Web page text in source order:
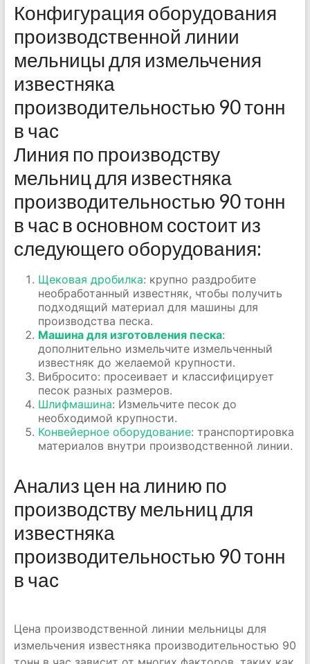
Конфигурация оборудования
производственной линии
мельницы для измельчения
известняка
производительностью 90 тонн
в час
Линия по производству
мельниц для известняка
производительностью 90 тонн
в час в основном состоит из
следующего оборудования:
Щековая дробилка: крупно раздробите
необработанный известняк, чтобы получить
подходящий материал для машины для
производства песка.
Машина для изготовления песка:
дополнительно измельчите измельченный
известняк до желаемой крупности.
Вибросито: просеивает и классифицирует
песок разных размеров.
Шлифмашина: Измельчите песок до
необходимой крупности.
Конвейерное оборудование: транспортировка
материалов внутри производственной линии.
Анализ цен на линию по
производству мельниц для
известняка
производительностью 90 тонн
в час
Цена производственной линии мельницы для
измельчения известняка производительностью 90